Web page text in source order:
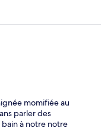
momifiée au
parler des
bain à notre notre